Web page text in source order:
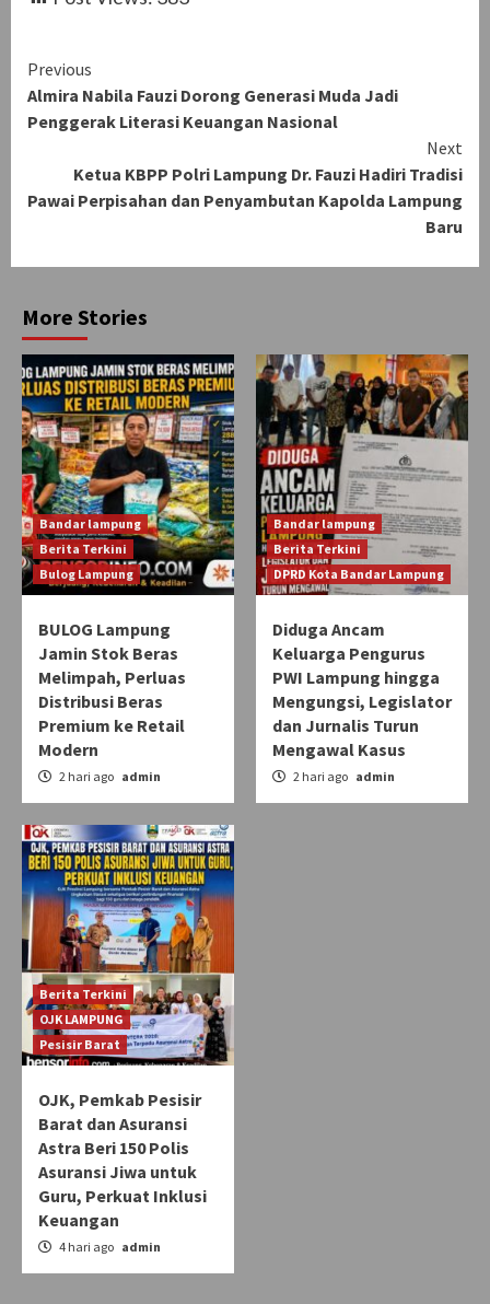
Continue
Reading
Previous
Almira Nabila Fauzi Dorong Generasi Muda Jadi
Penggerak Literasi Keuangan Nasional
Next
Ketua KBPP Polri Lampung Dr. Fauzi Hadiri Tradisi
Pawai Perpisahan dan Penyambutan Kapolda Lampung
Baru
More Stories
Bandar lampung
Berita Terkini
Bulog Lampung
BULOG Lampung
Jamin Stok Beras
Melimpah, Perluas
Distribusi Beras
Premium ke Retail
Modern
2 hari ago admin
Bandar lampung
Berita Terkini
DPRD Kota Bandar Lampung
Diduga Ancam
Keluarga Pengurus
PWI Lampung hingga
Mengungsi, Legislator
dan Jurnalis Turun
Mengawal Kasus
2 hari ago admin
Berita Terkini
OJK LAMPUNG
Pesisir Barat
OJK, Pemkab Pesisir
Barat dan Asuransi
Astra Beri 150 Polis
Asuransi Jiwa untuk
Guru, Perkuat Inklusi
Keuangan
4 hari ago admin